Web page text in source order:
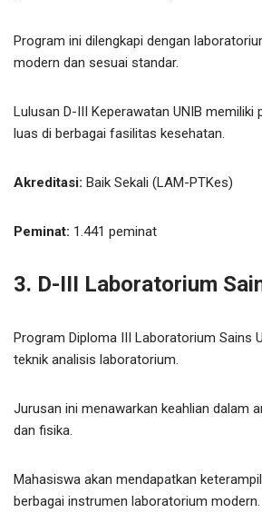
Program ini dilengkapi dengan
modern dan sesuai standar.
Lulusan D-III Keperawatan UNIB memiliki
luas di berbagai fasilitas kesehatan.
Akreditasi: Baik Sekali (LAM-PTKes)
Peminat: 1.441 peminat
3. D-III Laboratorium
Program Diploma III Laboratorium Sains
teknik analisis laboratorium.
Jurusan ini menawarkan keahlian dalam
dan fisika.
Mahasiswa akan mendapatkan
berbagai instrumen laboratorium modern.